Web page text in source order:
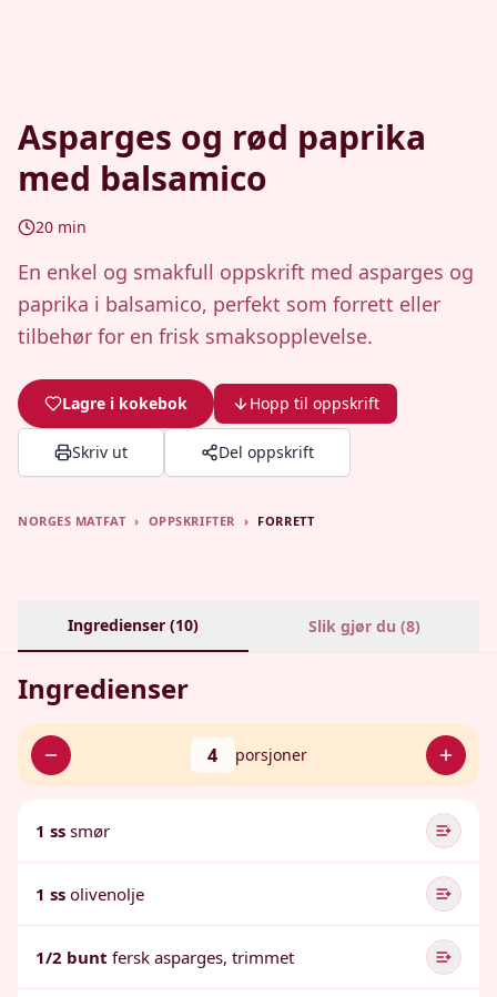
Asparges og rød paprika
med balsamico
20 min
En enkel og smakfull oppskrift med asparges og
paprika i balsamico, perfekt som forrett eller
tilbehør for en frisk smaksopplevelse.
Lagre i kokebok Hopp til oppskrift
Skriv ut Del oppskrift
NORGES MATFAT › OPPSKRIFTER › FORRETT
Ingredienser (10) Slik gjør du (8)
Ingredienser
4 porsjoner
1 ss smør
1 ss olivenolje
1/2 bunt fersk asparges, trimmet